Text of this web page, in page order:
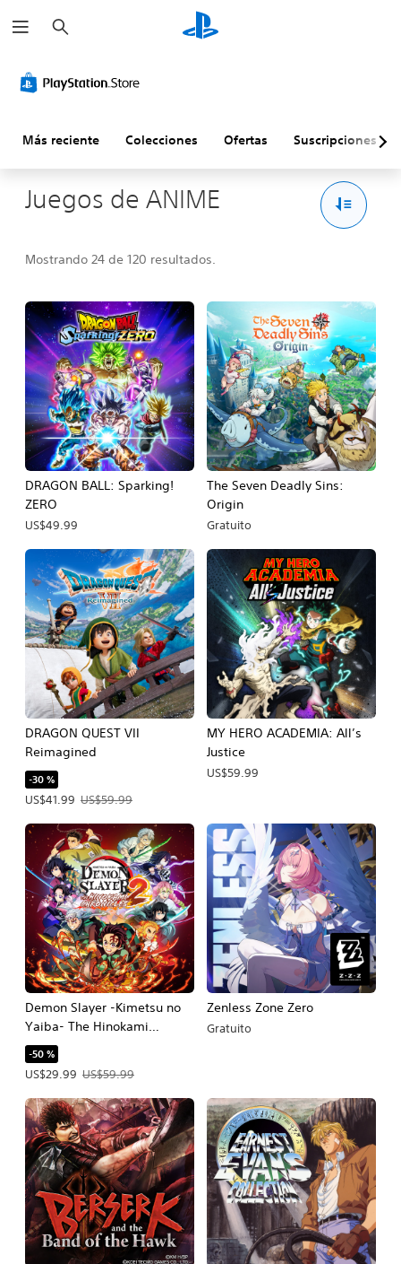
u
s
r
Más reciente Colecciones Ofertas Suscripciones
Juegos de ANIME
Mostrando 24 de 120 resultados.
DRAGON BALL: Sparking!
ZERO
US$49.99
The Seven Deadly Sins:
Origin
Gratuito
DRAGON QUEST VII
Reimagined
-30 %
US$41.99
Precio de la oferta: US$41.99. Precio original: US$59.99.
US$59.99
MY HERO ACADEMIA: All’s
Justice
US$59.99
Demon Slayer -Kimetsu no
Yaiba- The Hinokami
Chronicles 2
-50 %
US$29.99
Precio de la oferta: US$29.99. Precio original: US$59.99.
US$59.99
Zenless Zone Zero
Gratuito